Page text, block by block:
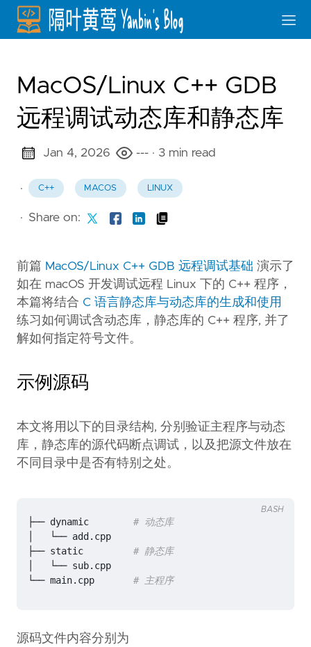
MacOS/Linux C++ GDB
远程调试动态库和静态库
Jan 4, 2026 --- · 3 min read
· C++ MACOS LINUX
· Share on:
前篇 MacOS/Linux C++ GDB 远程调试基础 演示了
如在 macOS 开发调试远程 Linux 下的 C++ 程序，
本篇将结合 C 语言静态库与动态库的生成和使用
练习如何调试含动态库，静态库的 C++ 程序, 并了
解如何指定符号文件。
示例源码
本文将用以下的目录结构, 分别验证主程序与动态
库，静态库的源代码断点调试，以及把源文件放在
不同目录中是否有特别之处。
├── dynamic # 动态库
├── static # 静态库
└── main.cpp # 主程序
BASH
源码文件内容分别为